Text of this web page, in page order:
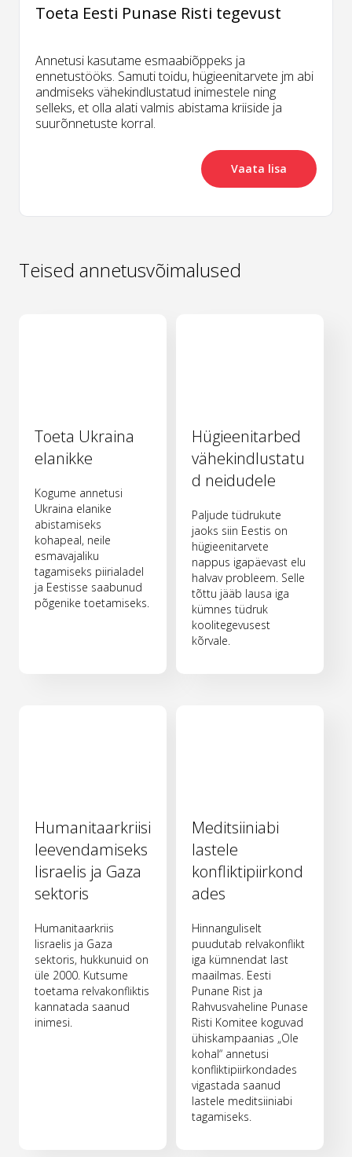
Toeta Eesti Punase Risti tegevust
Annetusi kasutame esmaabiõppeks ja
ennetustööks. Samuti toidu, hügieenitarvete jm abi
andmiseks vähekindlustatud inimestele ning
selleks, et olla alati valmis abistama kriiside ja
suurõnnetuste korral.
Vaata lisa
Teised annetusvõimalused
Toeta Ukraina
elanikke
Kogume annetusi
Ukraina elanike
abistamiseks
kohapeal, neile
esmavajaliku
tagamiseks piirialadel
ja Eestisse saabunud
põgenike toetamiseks.
Hügieenitarbed
vähekindlustatu
d neidudele
Paljude tüdrukute
jaoks siin Eestis on
hügieenitarvete
nappus igapäevast elu
halvav probleem. Selle
tõttu jääb lausa iga
kümnes tüdruk
koolitegevusest
kõrvale.
Humanitaarkriisi
leevendamiseks
Iisraelis ja Gaza
sektoris
Humanitaarkriis
Iisraelis ja Gaza
sektoris, hukkunuid on
üle 2000. Kutsume
toetama relvakonfliktis
kannatada saanud
inimesi.
Meditsiiniabi
lastele
konfliktipiirkond
ades
Hinnanguliselt
puudutab relvakonflikt
iga kümnendat last
maailmas. Eesti
Punane Rist ja
Rahvusvaheline Punase
Risti Komitee koguvad
ühiskampaanias „Ole
kohal“ annetusi
konfliktipiirkondades
vigastada saanud
lastele meditsiiniabi
tagamiseks.